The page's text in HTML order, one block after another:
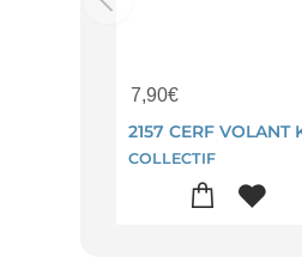
7,90€
COLLECTIF